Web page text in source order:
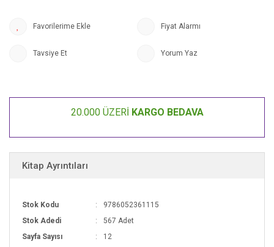
Fiyat Alarmı
Tavsiye Et Yorum Yaz
20.000 ÜZERİ KARGO BEDAVA
Kitap Ayrıntıları
Stok Kodu
9786052361115
Stok Adedi
567 Adet
Sayfa Sayısı
12